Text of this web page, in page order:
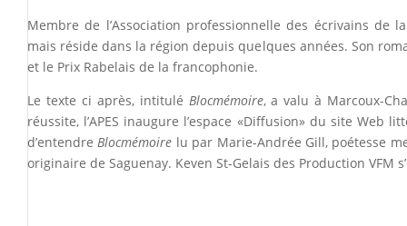
Membre de l’Association professionnelle des écrivains de
mais réside dans la région depuis quelques années. Son
et le Prix Rabelais de la francophonie.
Le texte ci après, intitulé Blocmémoire, a valu à Marcoux-
réussite, l’APES inaugure l’espace «Diffusion» du site
d’entendre Blocmémoire lu par Marie-Andrée Gill, poétesse
originaire de Saguenay. Keven St-Gelais des Production VFM